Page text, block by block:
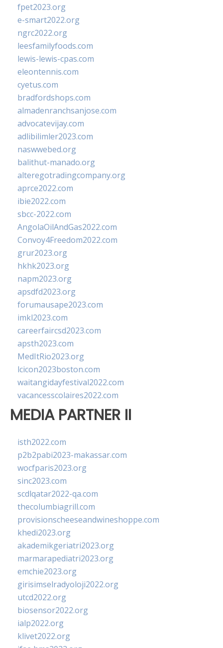
fpet2023.org
e-smart2022.org
ngrc2022.org
leesfamilyfoods.com
lewis-lewis-cpas.com
eleontennis.com
cyetus.com
bradfordshops.com
almadenranchsanjose.com
advocatevijay.com
adlibilimler2023.com
naswwebed.org
balithut-manado.org
alteregotradingcompany.org
aprce2022.com
ibie2022.com
sbcc-2022.com
AngolaOilAndGas2022.com
Convoy4Freedom2022.com
grur2023.org
hkhk2023.org
napm2023.org
apsdfd2023.org
forumausape2023.com
imkl2023.com
careerfaircsd2023.com
apsth2023.com
MedItRio2023.org
lcicon2023boston.com
waitangidayfestival2022.com
vacancesscolaires2022.com
MEDIA PARTNER II
isth2022.com
p2b2pabi2023-makassar.com
wocfparis2023.org
sinc2023.com
scdlqatar2022-qa.com
thecolumbiagrill.com
provisionscheeseandwineshoppe.com
khedi2023.org
akademikgeriatri2023.org
marmarapediatri2023.org
emchie2023.org
girisimselradyoloji2022.org
utcd2022.org
biosensor2022.org
ialp2022.org
klivet2022.org